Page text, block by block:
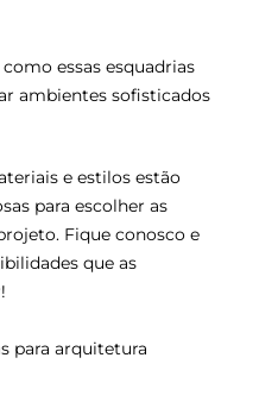
essas esquadrias
ambientes sofisticados
e estilos estão
para escolher as
Fique conosco e
que as